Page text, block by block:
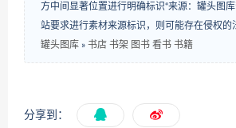
方中间显著位置进行明确标识“来源：罐头图
站要求进行素材来源标识，则可能存在侵权的
罐头图库 » 书店 书架 图书 看书 书籍
分享到：